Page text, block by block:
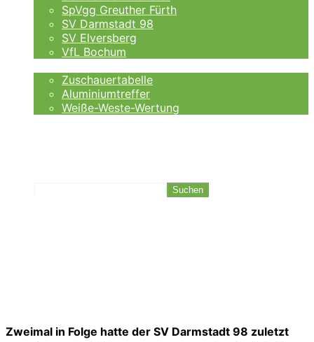
SpVgg Greuther Fürth
SV Darmstadt 98
SV Elversberg
VfL Bochum
Zuschauertabelle
Aluminiumtreffer
Weiße-Weste-Wertung
Suchen
Zweimal in Folge hatte der SV Darmstadt 98 zuletzt